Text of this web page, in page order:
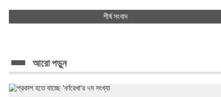
শীর্ষ সংবাদ
আরো পড়ুন